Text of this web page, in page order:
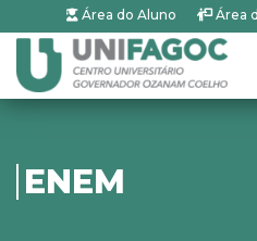
Área do Aluno Área
ENEM